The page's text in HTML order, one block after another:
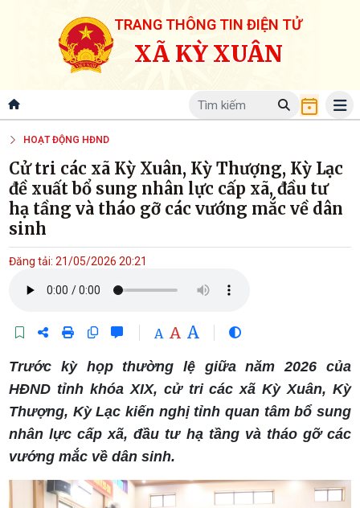
TRANG THÔNG TIN ĐIỆN TỬ
XÃ KỲ XUÂN
HOẠT ĐỘNG HĐND
Cử tri các xã Kỳ Xuân, Kỳ Thượng, Kỳ Lạc
đề xuất bổ sung nhân lực cấp xã, đầu tư
hạ tầng và tháo gỡ các vướng mắc về dân
sinh
Đăng tải: 21/05/2026 20:21
A A A
Trước kỳ họp thường lệ giữa năm 2026 của
HĐND tỉnh khóa XIX, cử tri các xã Kỳ Xuân, Kỳ
Thượng, Kỳ Lạc kiến nghị tỉnh quan tâm bổ sung
nhân lực cấp xã, đầu tư hạ tầng và tháo gỡ các
vướng mắc về dân sinh.